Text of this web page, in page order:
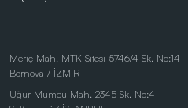
Kalem Setleri
Gift Set - Personal Products
Meriç Mah. MTK Sitesi 5746/4 Sk. No:14
Bornova / İZMİR
Uğur Mumcu Mah. 2345 Sk. No:4